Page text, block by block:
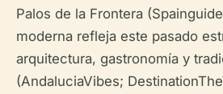
Palos de la Frontera
moderna refleja este pasado
arquitectura, gastronomía y
(AndaluciaVibes;